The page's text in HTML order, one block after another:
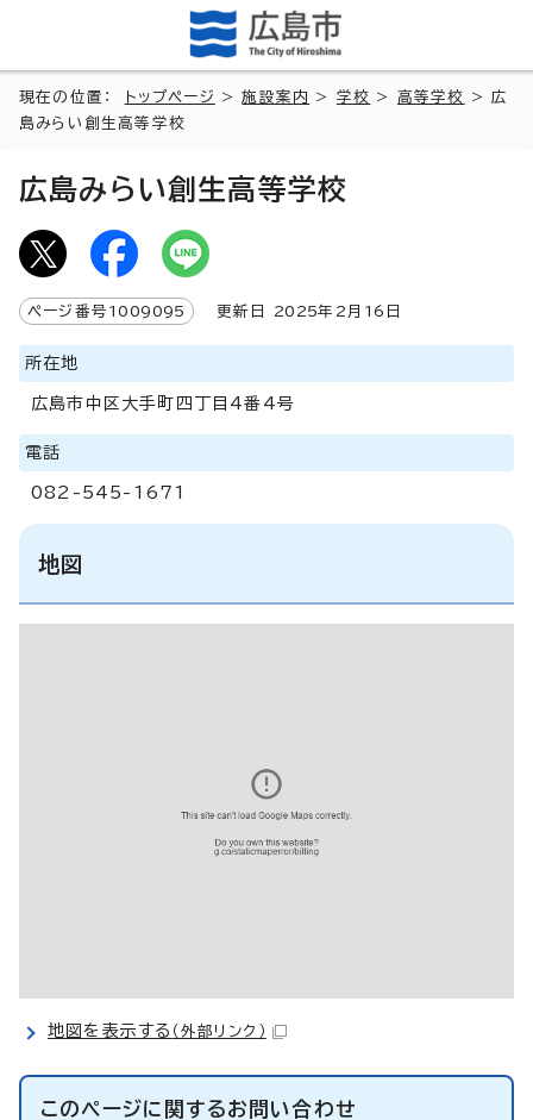
現在の位置： トップページ >施設案内 > 学校 > 高等学校
> 広
島みらい創生高等学校
広島みらい創生高等学校
ページ番号 1009095 更新日 2025年2月 16 日
所在地
広島市中区大手町四丁目4番4号
電話
082-545-1671
地図
地図を表示する （外部リンク）
このページに関するお問い合わせ